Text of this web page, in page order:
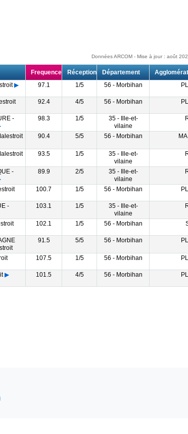
Données ARCOM - Mise à jour : août
Frequence Réception Département
▶ 97.1 1/5 56 - Morbihan
92.4 4/5 56 - Morbihan
-
98.3 1/5
35 - Ille-et-
vilaine
90.4 5/5 56 - Morbihan
93.5 1/5
35 - Ille-et-
vilaine
-
89.9 2/5
35 - Ille-et-
vilaine
100.7 1/5 56 - Morbihan
-
103.1 1/5
35 - Ille-et-
vilaine
102.1 1/5 56 - Morbihan
91.5 5/5 56 - Morbihan
107.5 1/5 56 - Morbihan
▶ 101.5 4/5 56 - Morbihan